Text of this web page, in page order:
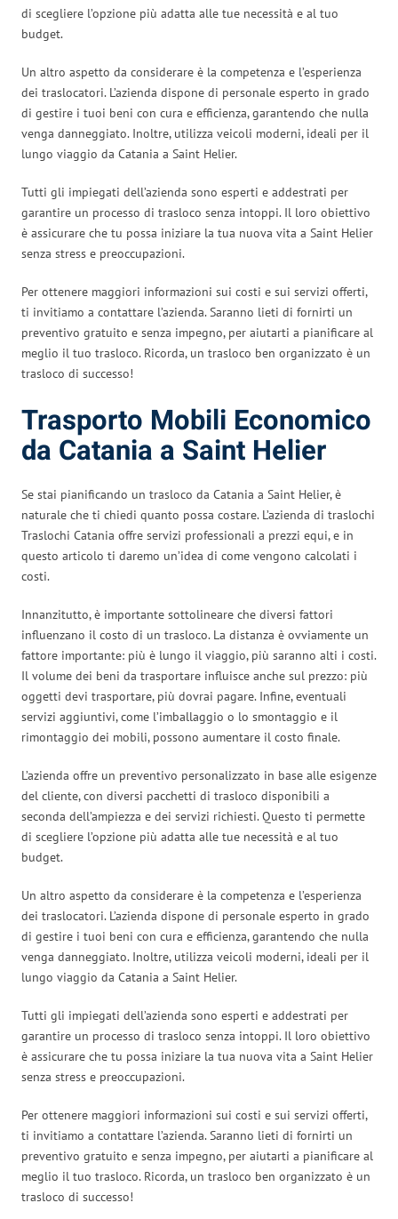
di scegliere l’opzione più adatta alle tue necessità e al tuo
budget.
Un altro aspetto da considerare è la competenza e l’esperienza
dei traslocatori. L’azienda dispone di personale esperto in grado
di gestire i tuoi beni con cura e efficienza, garantendo che nulla
venga danneggiato. Inoltre, utilizza veicoli moderni, ideali per il
lungo viaggio da Catania a Saint Helier.
Tutti gli impiegati dell’azienda sono esperti e addestrati per
garantire un processo di trasloco senza intoppi. Il loro obiettivo
è assicurare che tu possa iniziare la tua nuova vita a Saint Helier
senza stress e preoccupazioni.
Per ottenere maggiori informazioni sui costi e sui servizi offerti,
ti invitiamo a contattare l’azienda. Saranno lieti di fornirti un
preventivo gratuito e senza impegno, per aiutarti a pianificare al
meglio il tuo trasloco. Ricorda, un trasloco ben organizzato è un
trasloco di successo!
Trasporto Mobili Economico
da Catania a Saint Helier
Se stai pianificando un trasloco da Catania a Saint Helier, è
naturale che ti chiedi quanto possa costare. L’azienda di traslochi
Traslochi Catania offre servizi professionali a prezzi equi, e in
questo articolo ti daremo un’idea di come vengono calcolati i
costi.
Innanzitutto, è importante sottolineare che diversi fattori
influenzano il costo di un trasloco. La distanza è ovviamente un
fattore importante: più è lungo il viaggio, più saranno alti i costi.
Il volume dei beni da trasportare influisce anche sul prezzo: più
oggetti devi trasportare, più dovrai pagare. Infine, eventuali
servizi aggiuntivi, come l’imballaggio o lo smontaggio e il
rimontaggio dei mobili, possono aumentare il costo finale.
L’azienda offre un preventivo personalizzato in base alle esigenze
del cliente, con diversi pacchetti di trasloco disponibili a
seconda dell’ampiezza e dei servizi richiesti. Questo ti permette
di scegliere l’opzione più adatta alle tue necessità e al tuo
budget.
Un altro aspetto da considerare è la competenza e l’esperienza
dei traslocatori. L’azienda dispone di personale esperto in grado
di gestire i tuoi beni con cura e efficienza, garantendo che nulla
venga danneggiato. Inoltre, utilizza veicoli moderni, ideali per il
lungo viaggio da Catania a Saint Helier.
Tutti gli impiegati dell’azienda sono esperti e addestrati per
garantire un processo di trasloco senza intoppi. Il loro obiettivo
è assicurare che tu possa iniziare la tua nuova vita a Saint Helier
senza stress e preoccupazioni.
Per ottenere maggiori informazioni sui costi e sui servizi offerti,
ti invitiamo a contattare l’azienda. Saranno lieti di fornirti un
preventivo gratuito e senza impegno, per aiutarti a pianificare al
meglio il tuo trasloco. Ricorda, un trasloco ben organizzato è un
trasloco di successo!